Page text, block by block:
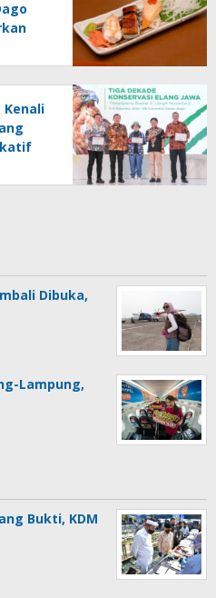
Kenali
Dibuka,
Lampung,
Bukti, KDM